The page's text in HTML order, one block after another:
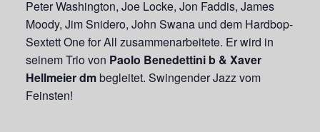
Peter Washington, Joe Locke, Jon Faddis, James
Moody, Jim Snidero, John Swana und dem Hardbop-
Sextett One for All zusammenarbeitete. Er wird in
seinem Trio von Paolo Benedettini b & Xaver
Hellmeier dmbegleitet. Swingender Jazz vom
Feinsten!